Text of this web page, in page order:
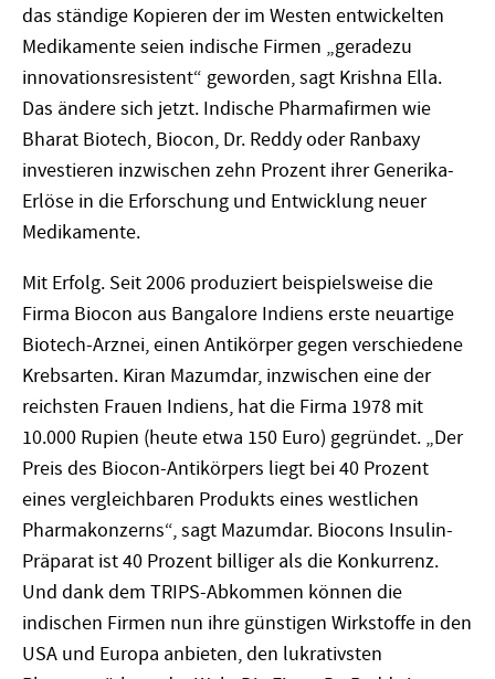
das ständige Kopieren der im Westen entwickelten
Medikamente seien indische Firmen „geradezu
innovationsresistent“ geworden, sagt Krishna Ella.
Das ändere sich jetzt. Indische Pharmafirmen wie
Bharat Biotech, Biocon, Dr. Reddy oder Ranbaxy
investieren inzwischen zehn Prozent ihrer Generika-
Erlöse in die Erforschung und Entwicklung neuer
Medikamente.
Mit Erfolg. Seit 2006 produziert beispielsweise die
Firma Biocon aus Bangalore Indiens erste neuartige
Biotech-Arznei, einen Antikörper gegen verschiedene
Krebsarten. Kiran Mazumdar, inzwischen eine der
reichsten Frauen Indiens, hat die Firma 1978 mit
10.000 Rupien (heute etwa 150 Euro) gegründet. „Der
Preis des Biocon-Antikörpers liegt bei 40 Prozent
eines vergleichbaren Produkts eines westlichen
Pharmakonzerns“, sagt Mazumdar. Biocons Insulin-
Präparat ist 40 Prozent billiger als die Konkurrenz.
Und dank dem TRIPS-Abkommen können die
indischen Firmen nun ihre günstigen Wirkstoffe in den
USA und Europa anbieten, den lukrativsten